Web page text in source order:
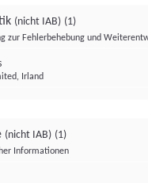
(nicht IAB) (1)
zur Fehlerbehebung und
Irland
(nicht IAB) (1)
Informationen